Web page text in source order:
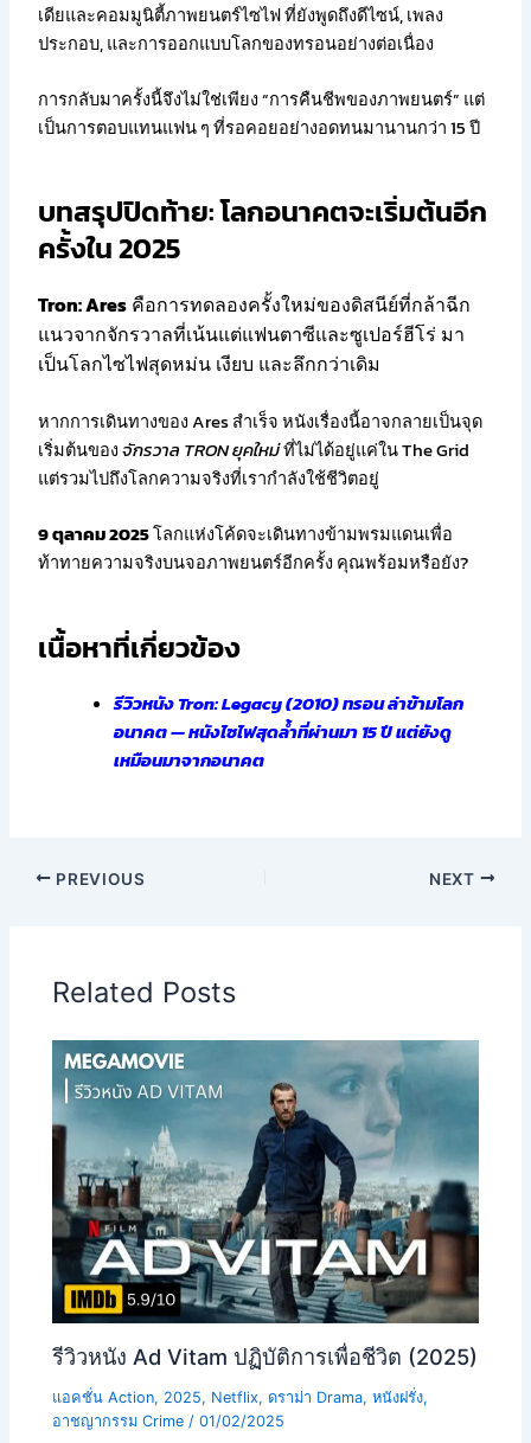
เดียและคอมมูนิตี้ภาพยนตร์ไซไฟ ที่ยังพูดถึงดีไซน์, เพลง
ประกอบ, และการออกแบบโลกของทรอนอย่างต่อเนื่อง
การกลับมาครั้งนี้จึงไม่ใช่เพียง “การคืนชีพของภาพยนตร์” แต่
เป็นการตอบแทนแฟน ๆ ที่รอคอยอย่างอดทนมานานกว่า 15 ปี
บทสรุปปิดท้าย: โลกอนาคตจะเริ่มต้นอีก
ครั้งใน 2025
Tron: Ares คือการทดลองครั้งใหม่ของดิสนีย์ที่กล้าฉีก
แนวจากจักรวาลที่เน้นแต่แฟนตาซีและซูเปอร์ฮีโร่ มา
เป็นโลกไซไฟสุดหม่น เงียบ และลึกกว่าเดิม
หากการเดินทางของ Ares สำเร็จ หนังเรื่องนี้อาจกลายเป็นจุด
เริ่มต้นของจักรวาล TRON ยุคใหม่ที่ไม่ได้อยู่แค่ใน The Grid
แต่รวมไปถึงโลกความจริงที่เรากำลังใช้ชีวิตอยู่
9 ตุลาคม 2025โลกแห่งโค้ดจะเดินทางข้ามพรมแดนเพื่อ
ท้าทายความจริงบนจอภาพยนตร์อีกครั้ง คุณพร้อมหรือยัง?
เนื้อหาที่เกี่ยวข้อง
รีวิวหนัง Tron: Legacy (2010) ทรอน ล่าข้ามโลก
อนาคต — หนังไซไฟสุดล้ำที่ผ่านมา 15 ปี แต่ยังดู
เหมือนมาจากอนาคต
PREVIOUS NEXT
Related Posts
รีวิวหนัง Ad Vitam ปฏิบัติการเพื่อชีวิต (2025)
แอคชั่น Action, 2025, Netflix,ดราม่า Drama,หนังฝรั่ง,
อาชญากรรม Crime /01/02/2025